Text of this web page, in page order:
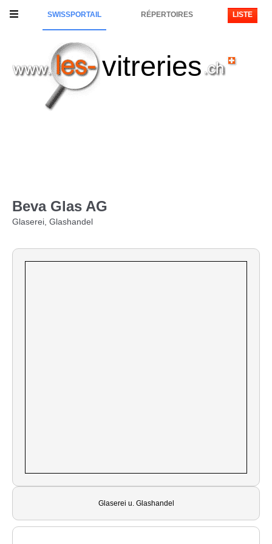
SWISSPORTAIL RÉPERTOIRES LISTE
vitreries
Beva Glas AG
Glaserei, Glashandel
Glaserei u. Glashandel